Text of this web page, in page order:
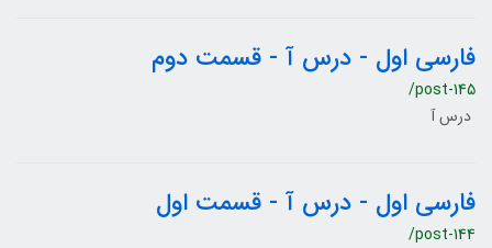
فارسی اول - درس آ - قسمت دوم
/post-145
درس آ
فارسی اول - درس آ - قسمت اول
/post-144